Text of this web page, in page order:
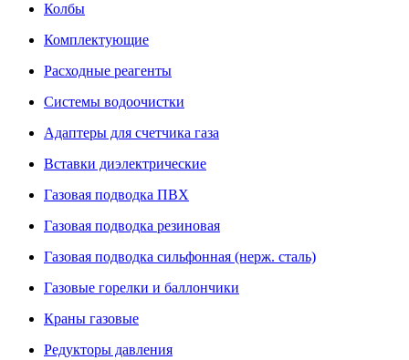
Колбы
Комплектующие
Расходные реагенты
Системы водоочистки
Адаптеры для счетчика газа
Вставки диэлектрические
Газовая подводка ПВХ
Газовая подводка резиновая
Газовая подводка сильфонная (нерж. сталь)
Газовые горелки и баллончики
Краны газовые
Редукторы давления